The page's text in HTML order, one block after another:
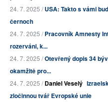
24. 7. 2025 /USA: Takto s vámi
černoch
24. 7. 2025 /Pracovník Amnesty
rozerváni, k...
24. 7. 2025 /Otevřený dopis 34
okamžitě pro...
24. 7. 2025 /Daniel Veselý
zločinnou tvář Evropské unie